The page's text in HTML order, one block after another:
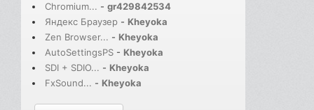
Chromium... - gr429842534
Яндекс Браузер - Kheyoka
Zen Browser... - Kheyoka
AutoSettingsPS - Kheyoka
SDI + SDIO... - Kheyoka
FxSound... - Kheyoka